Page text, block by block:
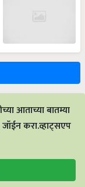
आताच्या बातम्या
करा.व्हाट्सएप